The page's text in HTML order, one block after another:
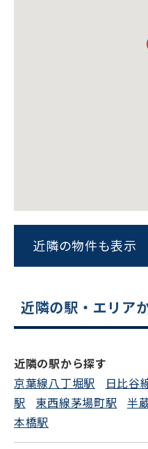
近隣の物件も表示
近隣の駅・エリア
近隣の駅から探す
京葉線八丁堀駅
日比谷
駅
東西線茅場町駅 半
本橋駅